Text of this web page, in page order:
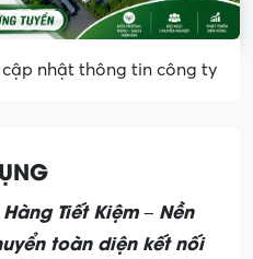
nhật thông tin công ty
Tiết Kiệm – Nền
toàn diện kết nối